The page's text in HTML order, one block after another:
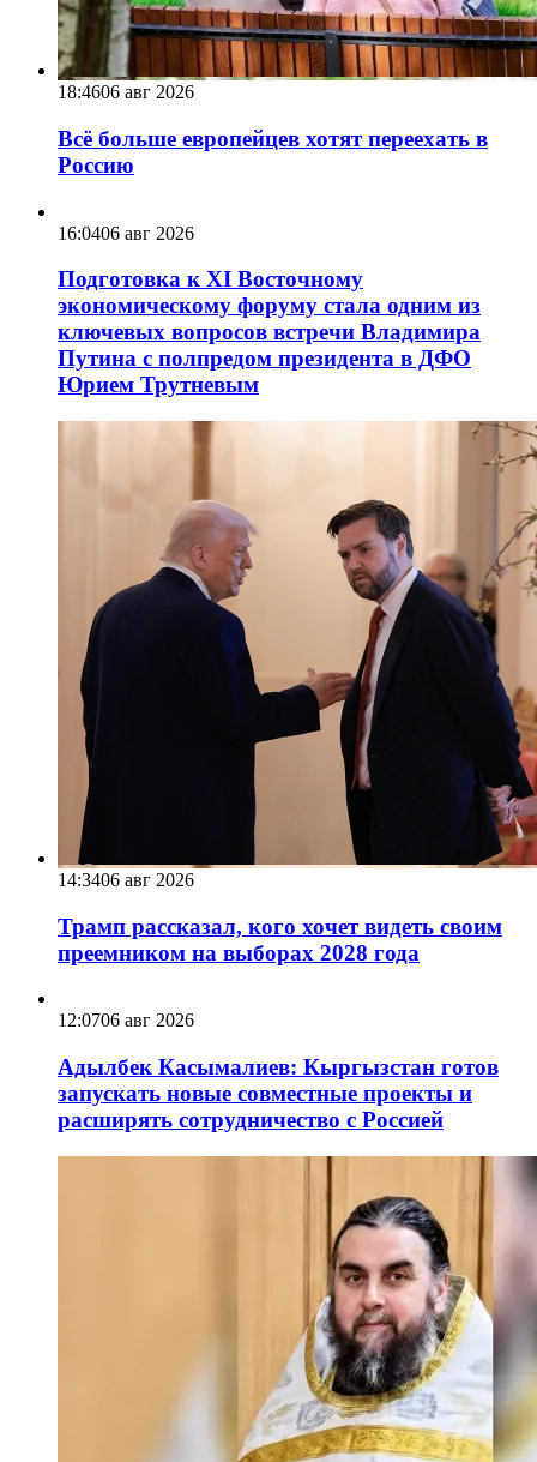
18:4606 авг 2026
Всё больше европейцев хотят переехать в
Россию
16:0406 авг 2026
Подготовка к XI Восточному
экономическому форуму стала одним из
ключевых вопросов встречи Владимира
Путина с полпредом президента в ДФО
Юрием Трутневым
14:3406 авг 2026
Трамп рассказал, кого хочет видеть своим
преемником на выборах 2028 года
12:0706 авг 2026
Адылбек Касымалиев: Кыргызстан готов
запускать новые совместные проекты и
расширять сотрудничество с Россией